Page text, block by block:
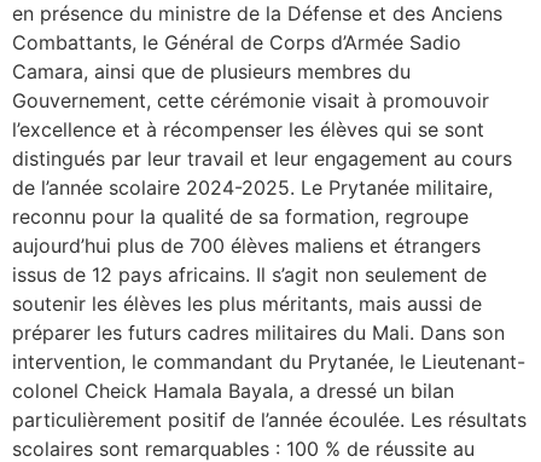
en présence du ministre de la Défense et des Anciens
Combattants, le Général de Corps d’Armée Sadio
Camara, ainsi que de plusieurs membres du
Gouvernement, cette cérémonie visait à promouvoir
l’excellence et à récompenser les élèves qui se sont
distingués par leur travail et leur engagement au cours
de l’année scolaire 2024-2025. Le Prytanée militaire,
reconnu pour la qualité de sa formation, regroupe
aujourd’hui plus de 700 élèves maliens et étrangers
issus de 12 pays africains. Il s’agit non seulement de
soutenir les élèves les plus méritants, mais aussi de
préparer les futurs cadres militaires du Mali. Dans son
intervention, le commandant du Prytanée, le Lieutenant-
colonel Cheick Hamala Bayala, a dressé un bilan
particulièrement positif de l’année écoulée. Les résultats
scolaires sont remarquables : 100 % de réussite au